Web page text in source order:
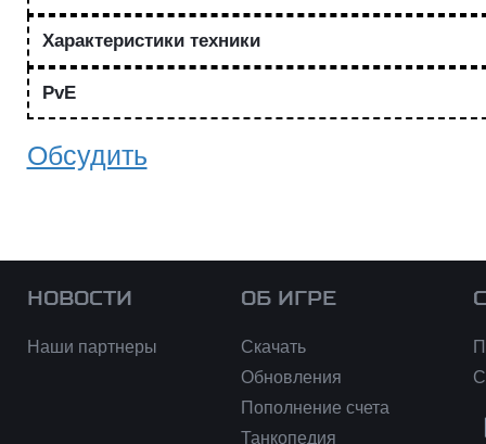
Характеристики техники
PvE
Обсудить
НОВОСТИ
Наши партнеры
ОБ ИГРЕ
Скачать
Обновления
Пополнение счета
Танкопедия